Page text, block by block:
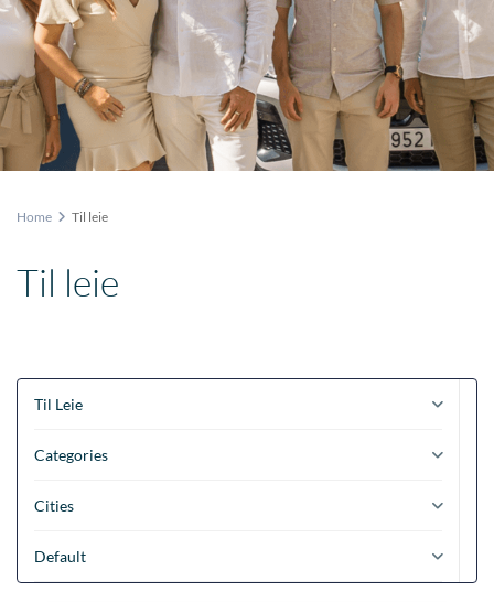
Home Til leie
Til leie
Til Leie
Categories
Cities
Default